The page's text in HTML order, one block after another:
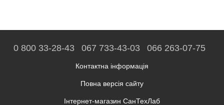
0 800 33-28-43 067 733-43-03 066 263-07-75
Контактна інформація
Повна версія сайту
Інтернет-магазин СанТехЛаб